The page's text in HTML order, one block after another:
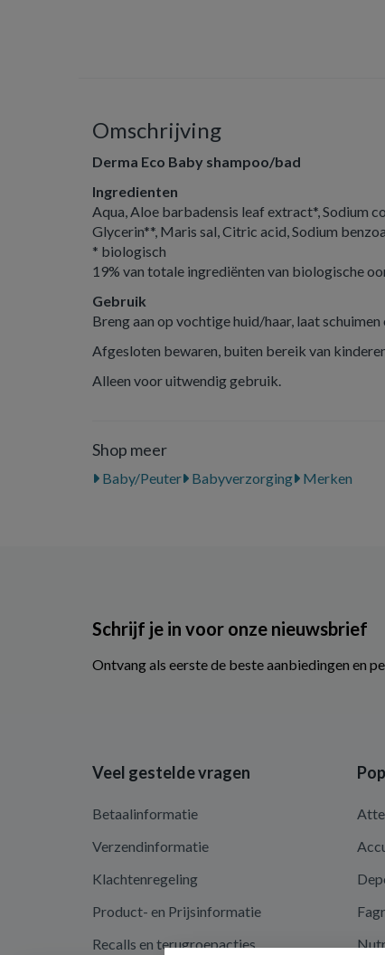
Omschrijving
Derma Eco Baby shampoo/bad
Ingredienten
Aqua, Aloe barbadensis leaf extract*, Sodium
Glycerin**, Maris sal, Citric acid, Sodium
* biologisch
19% van totale ingrediënten van biologische
Gebruik
Breng aan op vochtige huid/haar, laat
Afgesloten bewaren, buiten bereik van
Alleen voor uitwendig gebruik.
Shop meer
Baby/Peuter Babyverzorging Merken
Schrijf je in voor onze nieuwsbrief
Ontvang als eerste de beste aanbiedingen en
Veel gestelde vragen
Betaalinformatie
Verzendinformatie
Klachtenregeling
Product- en Prijsinformatie
Recalls en terugroepacties